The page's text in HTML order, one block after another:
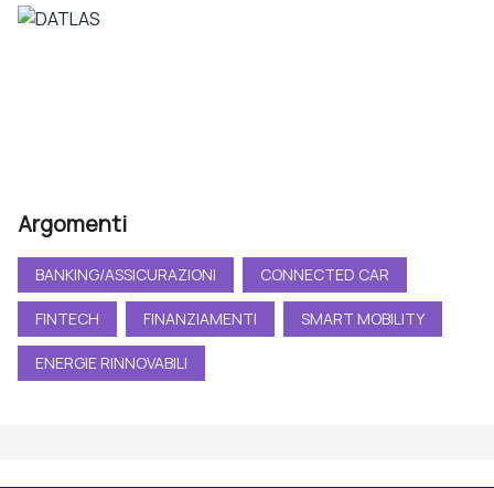
Argomenti
BANKING/ASSICURAZIONI CONNECTED CAR
FINTECH FINANZIAMENTI SMART MOBILITY
ENERGIE RINNOVABILI